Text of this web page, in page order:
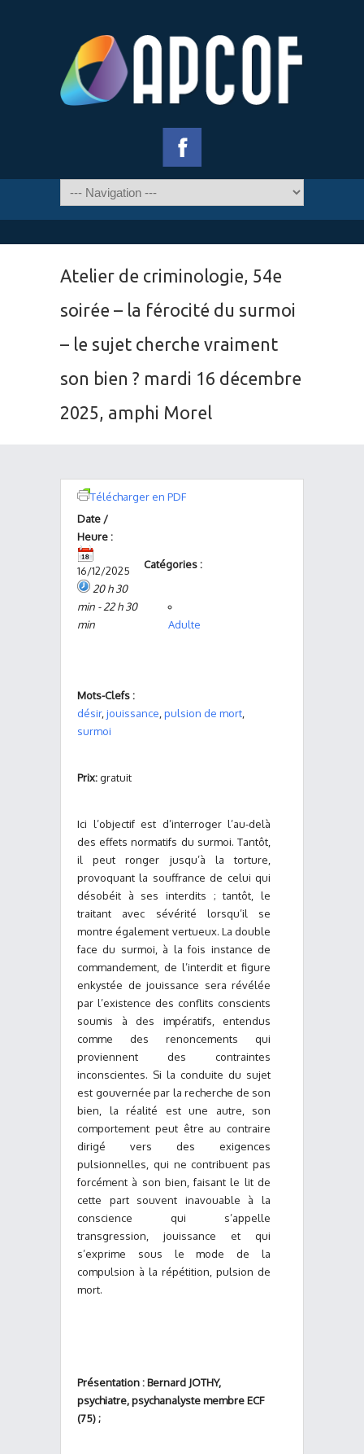
Atelier de criminologie, 54e
soirée – la férocité du surmoi
– le sujet cherche vraiment
son bien ? mardi 16 décembre
2025, amphi Morel
Télécharger en PDF
Date /
Heure :
16/12/2025
20 h 30
min - 22 h 30
min
Catégories :
Adulte
Mots-Clefs :
désir, jouissance pulsion de mort
surmoi
Prix:gratuit
Ici l’objectif est d’interroger l’au-delà
des effets normatifs du surmoi. Tantôt,
il peut ronger jusqu’à la torture,
provoquant la souffrance de celui qui
désobéit à ses interdits ; tantôt, le
traitant avec sévérité lorsqu’il se
montre également vertueux. La double
face du surmoi, à la fois instance de
commandement, de l’interdit et figure
enkystée de jouissance sera révélée
par l’existence des conflits conscients
soumis à des impératifs, entendus
comme des renoncements qui
proviennent des contraintes
inconscientes. Si la conduite du sujet
est gouvernée par la recherche de son
bien, la réalité est une autre, son
comportement peut être au contraire
dirigé vers des exigences
pulsionnelles, qui ne contribuent pas
forcément à son bien, faisant le lit de
cette part souvent inavouable à la
conscience qui s’appelle
transgression, jouissance et qui
s’exprime sous le mode de la
compulsion à la répétition, pulsion de
mort.
Présentation : Bernard JOTHY,
psychiatre, psychanalyste membre ECF
(75) ;